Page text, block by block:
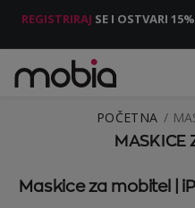
REGISTRIRAJ SE I OSTVARI
POČETNA
MASKICE
Maskice za mobitel |